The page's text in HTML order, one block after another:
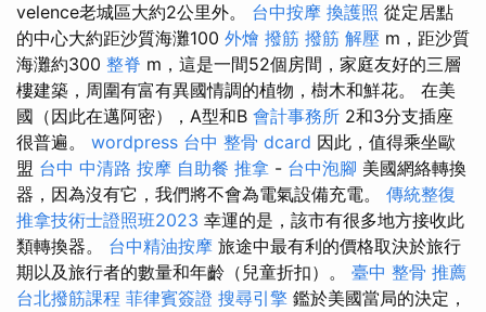
velence老城區大約2公里外。 台中按摩 換護照 從定居點
的中心大約距沙質海灘100 外燴 撥筋 撥筋 解壓 m，距沙質
海灘約300 整脊 m，這是一間52個房間，家庭友好的三層
樓建築，周圍有富有異國情調的植物，樹木和鮮花。 在美
國（因此在邁阿密），A型和B 會計事務所 2和3分支插座
很普遍。 wordpress 台中 整骨 dcard 因此，值得乘坐歐
盟 台中 中清路 按摩 自助餐 推拿 - 台中泡腳 美國網絡轉換
器，因為沒有它，我們將不會為電氣設備充電。 傳統整復
推拿技術士證照班2023 幸運的是，該市有很多地方接收此
類轉換器。 台中精油按摩 旅途中最有利的價格取決於旅行
期以及旅行者的數量和年齡（兒童折扣）。 臺中 整骨 推薦
台北撥筋課程 菲律賓簽證 搜尋引擎 鑑於美國當局的決定，